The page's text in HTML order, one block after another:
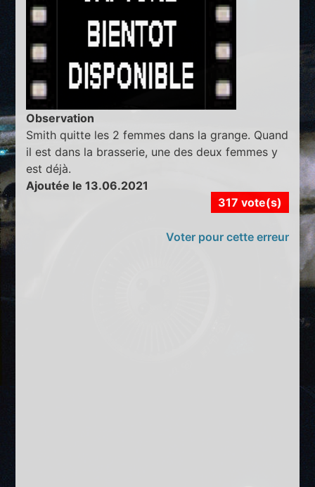
Observation
Smith quitte les 2 femmes dans la grange. Quand
il est dans la brasserie, une des deux femmes y
est déjà.
Ajoutée le 13.06.2021
317 vote(s)
Voter pour cette erreur